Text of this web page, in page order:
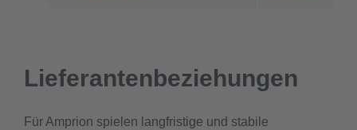
Lieferantenbeziehungen
Für Amprion spielen langfristige und stabile